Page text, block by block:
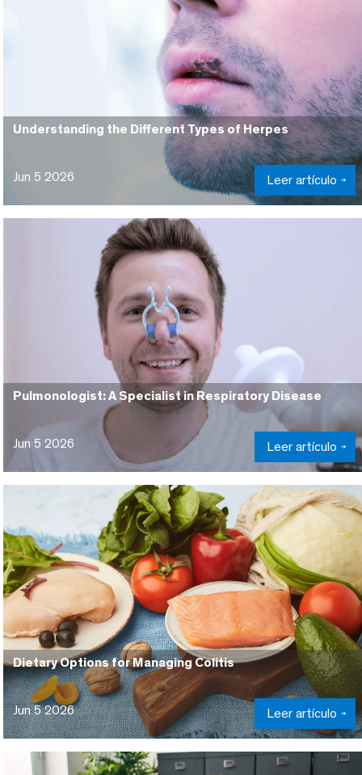
Understanding the Different Types of Herpes
Jun 5 2026 Leer artículo
Pulmonologist: A Specialist in Respiratory Disease
Jun 5 2026 Leer artículo
Dietary Options for Managing Colitis
Jun 5 2026 Leer artículo